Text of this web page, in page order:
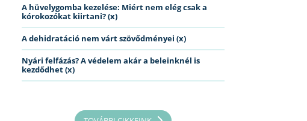
A hüvelygomba kezelése: Miért nem elég csak a
kórokozókat kiirtani? (x)
A dehidratáció nem várt szövődményei (x)
Nyári felfázás? A védelem akár a beleinknél is
kezdődhet (x)